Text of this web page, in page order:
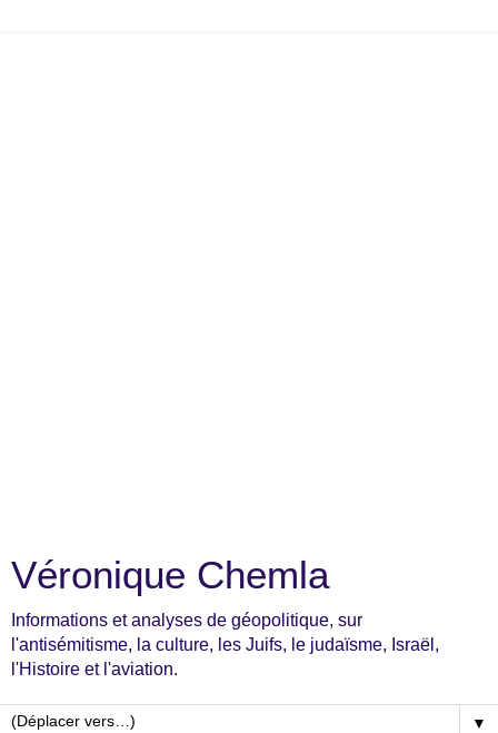
Véronique Chemla
Informations et analyses de géopolitique, sur
l'antisémitisme, la culture, les Juifs, le judaïsme, Israël,
l'Histoire et l'aviation.
▼